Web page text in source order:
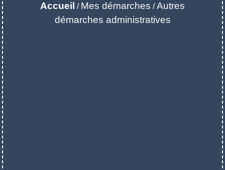
Accueil / Mes démarches /Autres
démarches administratives